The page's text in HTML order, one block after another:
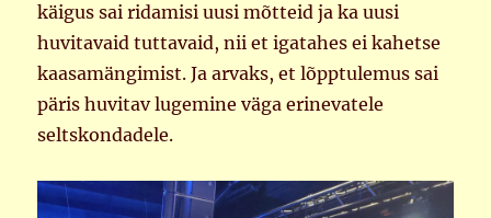
käigus sai ridamisi uusi mõtteid ja ka uusi
huvitavaid tuttavaid, nii et igatahes ei kahetse
kaasamängimist. Ja arvaks, et lõpptulemus sai
päris huvitav lugemine väga erinevatele
seltskondadele.